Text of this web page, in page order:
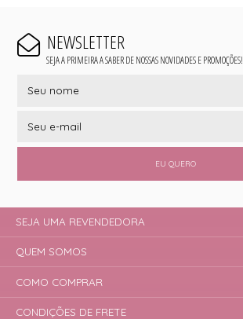
NEWSLETTER
SEJA A PRIMEIRA A SABER DE NOSSAS NOVIDADES E PROMOÇÕES!
EU QUERO
SEJA UMA REVENDEDORA
QUEM SOMOS
COMO COMPRAR
CONDIÇÕES DE FRETE